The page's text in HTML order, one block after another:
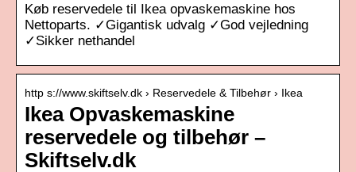
Køb reservedele til Ikea opvaskemaskine hos
Nettoparts. ✓Gigantisk udvalg ✓God vejledning
✓Sikker nethandel
http s://www.skiftselv.dk › Reservedele & Tilbehør › Ikea
Ikea Opvaskemaskine
reservedele og tilbehør –
Skiftselv.dk